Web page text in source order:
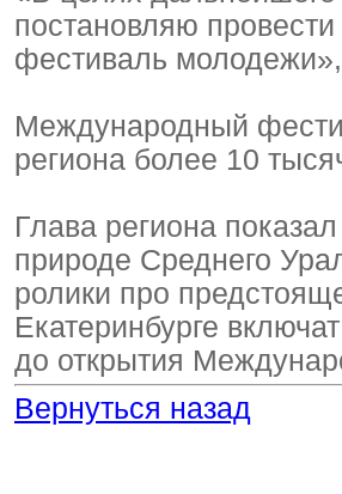
постановляю
фестиваль
Международный
региона более 10
Глава региона
природе Среднего
ролики про
Екатеринбурге
до открытия
Вернуться назад